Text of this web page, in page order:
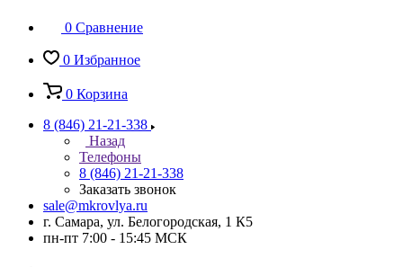
0 Сравнение
0 Избранное
0 Корзина
8 (846) 21-21-338
Назад
Телефоны
8 (846) 21-21-338
Заказать звонок
sale@mkrovlya.ru
г. Самара, ул. Белогородская, 1 К5
пн-пт 7:00 - 15:45 МСК